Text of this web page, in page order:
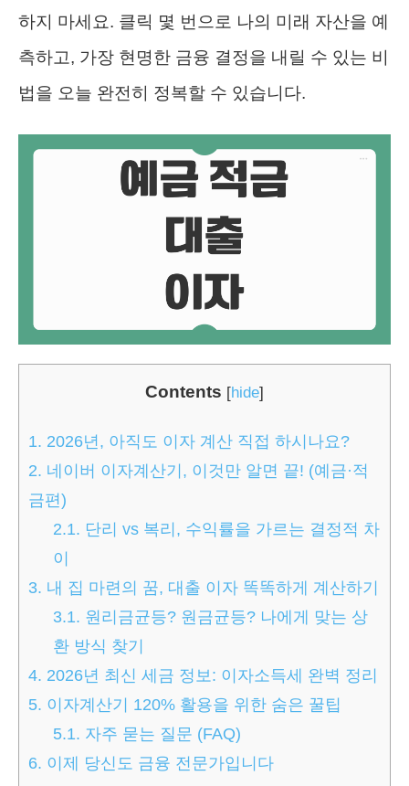
하지 마세요. 클릭 몇 번으로 나의 미래 자산을 예
측하고, 가장 현명한 금융 결정을 내릴 수 있는 비
법을 오늘 완전히 정복할 수 있습니다.
Contents [hide]
1. 2026년, 아직도 이자 계산 직접 하시나요?
2. 네이버 이자계산기, 이것만 알면 끝! (예금·적
금편)
2.1. 단리 vs 복리, 수익률을 가르는 결정적 차
이
3. 내 집 마련의 꿈, 대출 이자 똑똑하게 계산하기
3.1. 원리금균등? 원금균등? 나에게 맞는 상
환 방식 찾기
4. 2026년 최신 세금 정보: 이자소득세 완벽 정리
5. 이자계산기 120% 활용을 위한 숨은 꿀팁
5.1. 자주 묻는 질문 (FAQ)
6. 이제 당신도 금융 전문가입니다